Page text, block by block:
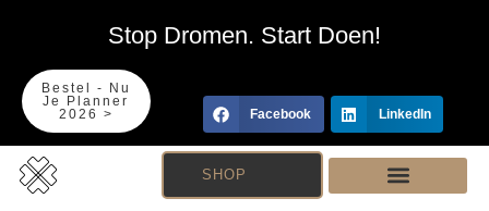
Stop Dromen. Start Doen!
Bestel - Nu
Je Planner
2026 >
Facebook LinkedIn
SHOP